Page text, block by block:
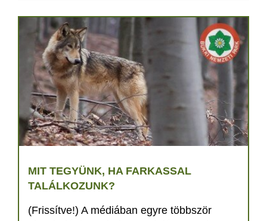
MIT TEGYÜNK, HA FARKASSAL
TALÁLKOZUNK?
(Frissítve!) A médiában egyre többször